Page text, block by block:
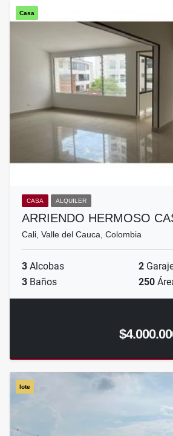
Casa
CASA ALQUILER
ARRIENDO HERMOSO
Cali, Valle del Cauca, Colombia
3 Alcobas 2
3 Baños 250
lote